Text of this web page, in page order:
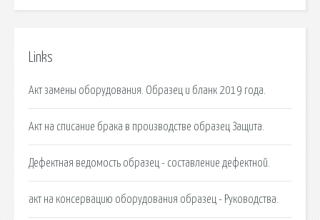
Links
Акт замены оборудования. Образец и бланк 2019 года.
Акт на списание брака в производстве образец Защита.
Дефектная ведомость образец - составление дефектной.
акт на консервацию оборудования образец - Руководства.